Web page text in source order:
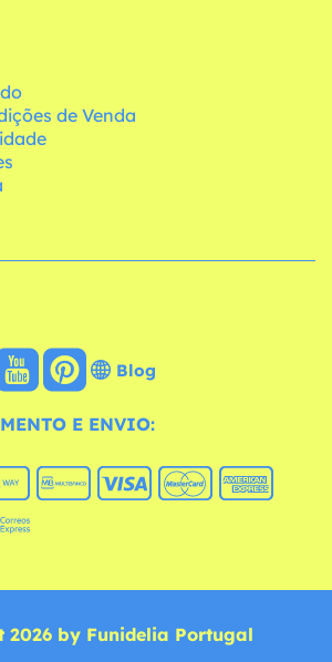
de Venda
Blog
E ENVIO:
2026 by Funidelia Portugal